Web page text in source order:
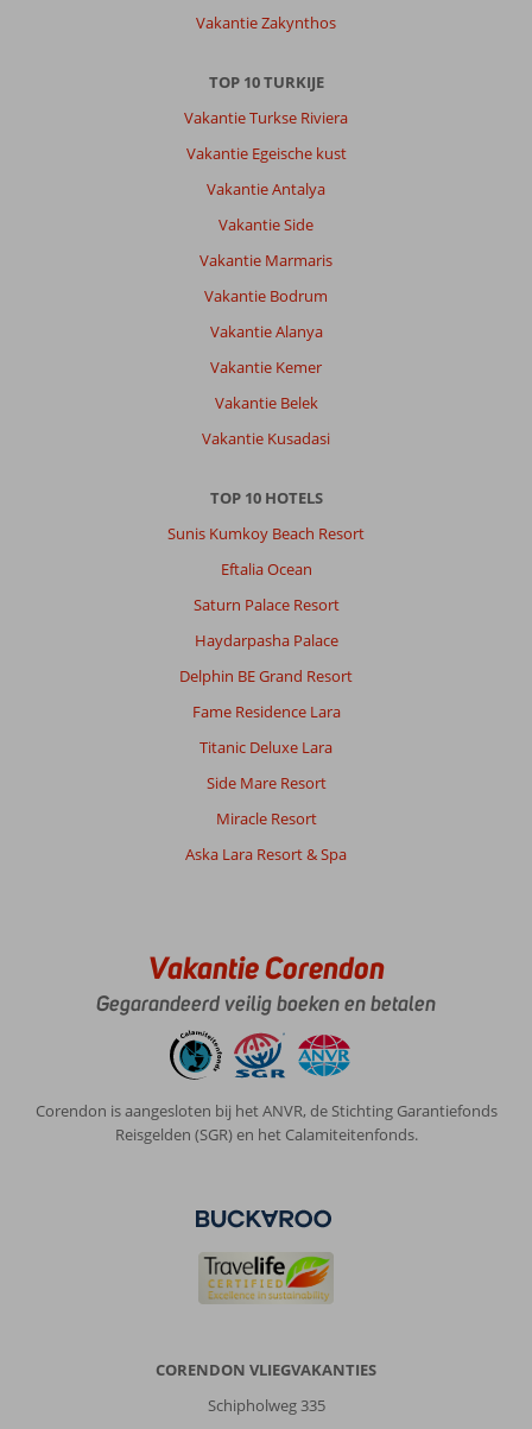
Vakantie Zakynthos
TOP 10 TURKIJE
Vakantie Turkse Riviera
Vakantie Egeische kust
Vakantie Antalya
Vakantie Side
Vakantie Marmaris
Vakantie Bodrum
Vakantie Alanya
Vakantie Kemer
Vakantie Belek
Vakantie Kusadasi
TOP 10 HOTELS
Sunis Kumkoy Beach Resort
Eftalia Ocean
Saturn Palace Resort
Haydarpasha Palace
Delphin BE Grand Resort
Fame Residence Lara
Titanic Deluxe Lara
Side Mare Resort
Miracle Resort
Aska Lara Resort & Spa
Vakantie Corendon
Gegarandeerd veilig boeken en betalen
Corendon is aangesloten bij het ANVR, de Stichting Garantiefonds
Reisgelden (SGR) en het Calamiteitenfonds.
CORENDON VLIEGVAKANTIES
Schipholweg 335